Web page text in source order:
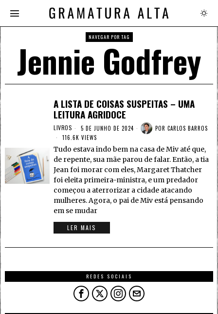
NAVEGAR POR TAG
Jennie Godfrey
A LISTA DE COISAS SUSPEITAS – UMA
LEITURA AGRIDOCE
LIVROS 5 DE JUNHO DE 2024 POR CARLOS BARROS
116.6K VIEWS
Tudo estava indo bem na casa de Miv até que,
de repente, sua mãe parou de falar. Então, a tia
Jean foi morar com eles, Margaret Thatcher
foi eleita primeira-ministra, e um predador
começou a aterrorizar a cidade atacando
mulheres. Agora, o pai de Miv está pensando
em se mudar
LER MAIS
REDES SOCIAIS